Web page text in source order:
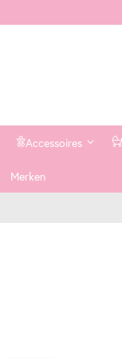
Accessoires
Merken